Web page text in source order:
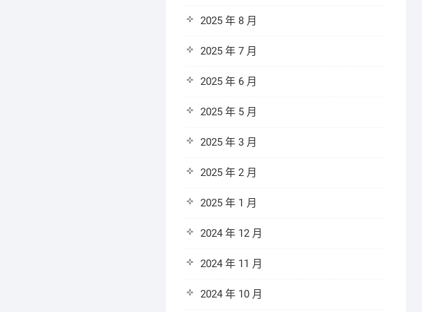
2025 年 8 月
2025 年 7 月
2025 年 6 月
2025 年 5 月
2025 年 3 月
2025 年 2 月
2025 年 1 月
2024 年 12 月
2024 年 11 月
2024 年 10 月